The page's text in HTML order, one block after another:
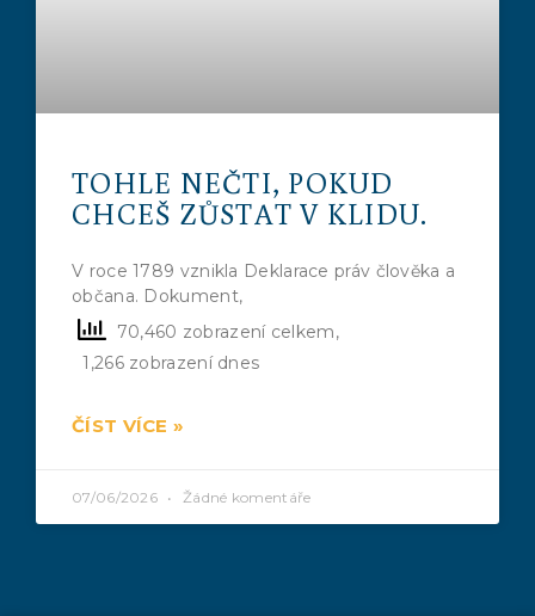
TOHLE NEČTI, POKUD
CHCEŠ ZŮSTAT V KLIDU.
V roce 1789 vznikla Deklarace práv člověka a
občana. Dokument,
70,460 zobrazení celkem,
1,266 zobrazení dnes
ČÍST VÍCE »
07/06/2026 Žádné komentáře